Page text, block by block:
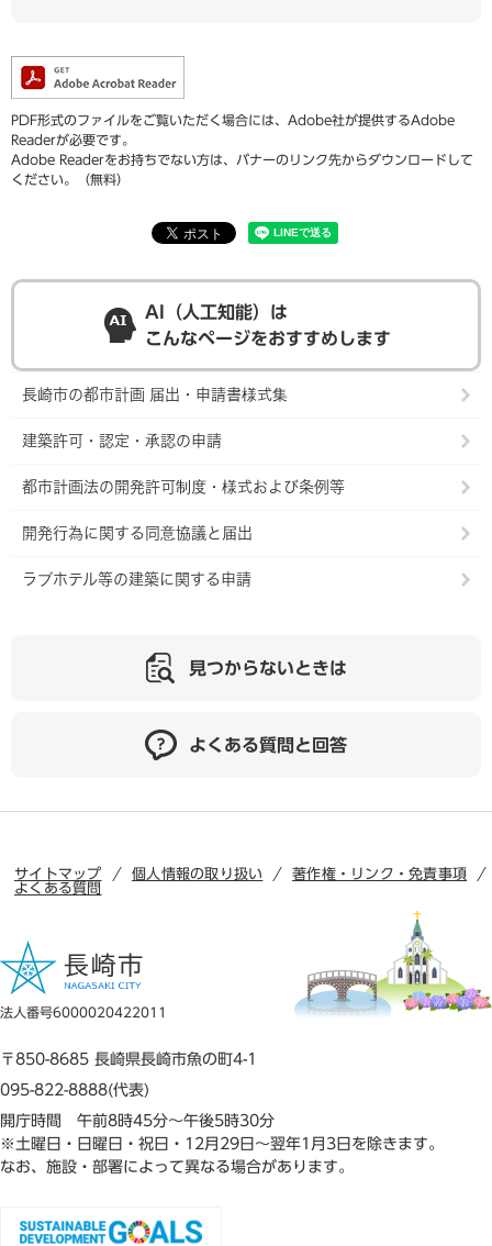
PDF形式のファイルをご覧いただく場合には、Adobe社が提供するAdobe
Readerが必要です。
Adobe Readerをお持ちでない方は、バナーのリンク先からダウンロードして
ください。（無料）
AI（人工知能）は
こんなページをおすすめします
長崎市の都市計画 届出・申請書様式集
建築許可・認定・承認の申請
都市計画法の開発許可制度・様式および条例等
開発行為に関する同意協議と届出
ラブホテル等の建築に関する申請
見つからないときは
よくある質問と回答
サイトマップ 個人情報の取り扱い
著作権・リンク・免責事項
よくある質問
法人番号6000020422011
〒850-8685 長崎県長崎市魚の町4-1
095-822-8888(代表)
開庁時間 午前8時45分～午後5時30分
※土曜日・日曜日・祝日・12月29日～翌年1月3日を除きます。
なお、施設・部署によって異なる場合があります。